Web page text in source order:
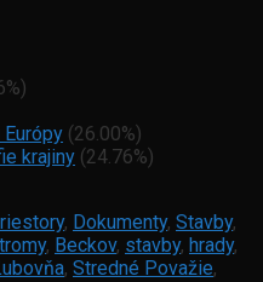
(26.00%)
krajiny (24.76%)
, Dokumenty, Stavby,
, Beckov, stavby, hrady,
, Stredné Považie,